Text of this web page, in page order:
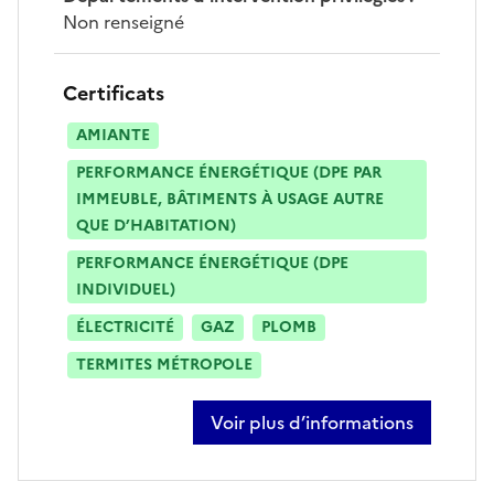
Non renseigné
Certificats
AMIANTE
PERFORMANCE ÉNERGÉTIQUE (DPE PAR
IMMEUBLE, BÂTIMENTS À USAGE AUTRE
QUE D’HABITATION)
PERFORMANCE ÉNERGÉTIQUE (DPE
INDIVIDUEL)
ÉLECTRICITÉ
GAZ
PLOMB
TERMITES MÉTROPOLE
Voir plus d’informations
sur richard brini